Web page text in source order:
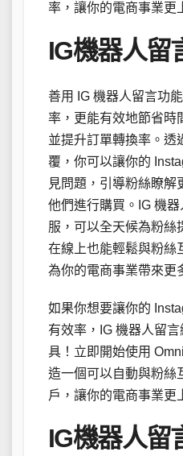
率，讓你的電商事業更
IG機器人留
善用 IG 機器人留言功
率，更能有效地節省時
並提升訂單轉換率。透
覆，你可以讓你的
見問題，引導粉絲瞭解
他們進行購買。IG 機
服，可以全天候為粉絲
在線上也能輕鬆與粉絲
為你的電商事業帶來更
如果你想要讓你的
有效率，IG 機器人留
具！立即開始使用
造一個可以自動與粉絲
戶，讓你的電商事業更
IG機器人留